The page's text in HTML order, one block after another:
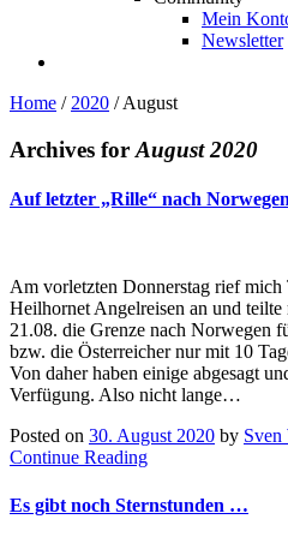
Mein
Newsletter
Home / 2020 /August
Archives for August 2020
Auf letzter „Rille“ nach Norwegen
Am vorletzten Donnerstag rief
Heilhornet Angelreisen an und
21.08. die Grenze nach Norwegen
bzw. die Österreicher nur mit 10
Von daher haben einige abgesagt
Verfügung. Also nicht lange…
Posted on 30. August 2020 by Sven
Continue Reading
Es gibt noch Sternstunden …